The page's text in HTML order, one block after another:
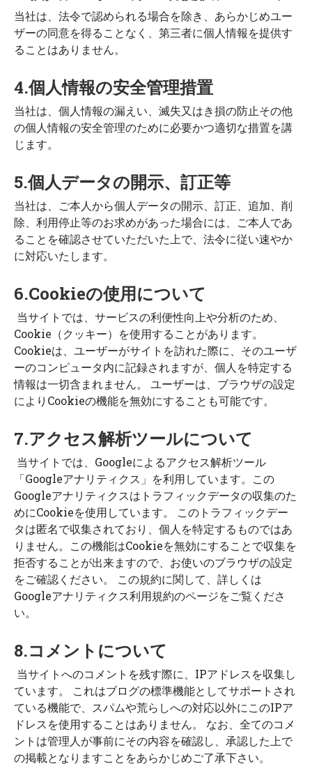
当社は、法令で認められる場合を除き、あらかじめユー
ザーの同意を得ることなく、第三者に個人情報を提供す
ることはありません。
4.個人情報の安全管理措置
当社は、個人情報の漏えい、滅失又はき損の防止その他
の個人情報の安全管理のために必要かつ適切な措置を講
じます。
5.個人データの開示、訂正等
当社は、ご本人から個人データの開示、訂正、追加、削
除、利用停止等のお求めがあった場合には、ご本人であ
ることを確認させていただいた上で、法令に従い速やか
に対応いたします。
6.Cookieの使用について
当サイトでは、サービスの利便性向上や分析のため、
Cookie（クッキー）を使用することがあります。
Cookieは、ユーザーがサイトを訪れた際に、そのユーザ
ーのコンピュータ内に記録されますが、個人を特定する
情報は一切含まれません。 ユーザーは、ブラウザの設定
によりCookieの機能を無効にすることも可能です。
7.アクセス解析ツールについて
当サイトでは、Googleによるアクセス解析ツール
「Googleアナリティクス」を利用しています。この
Googleアナリティクスはトラフィックデータの収集のた
めにCookieを使用しています。 このトラフィックデー
タは匿名で収集されており、個人を特定するものではあ
りません。この機能はCookieを無効にすることで収集を
拒否することが出来ますので、お使いのブラウザの設定
をご確認ください。 この規約に関して、詳しくは
Googleアナリティクス利用規約のページをご覧くださ
い。
8.コメントについて
当サイトへのコメントを残す際に、IPアドレスを収集し
ています。 これはブログの標準機能としてサポートされ
ている機能で、スパムや荒らしへの対応以外にこのIPア
ドレスを使用することはありません。 なお、全てのコメ
ントは管理人が事前にその内容を確認し、承認した上で
の掲載となりますことをあらかじめご了承下さい。